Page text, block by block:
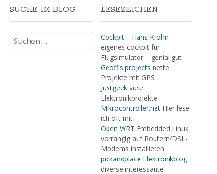
SUCHE IM BLOG
nach:
LESEZEICHEN
Cockpit – Hans Krohn
eigenes cockpit für
Flugsimulator – genial gut
Geoff's projects nette
Projekte mit GPS
Justgeekviele
Elektronikprojekte
Mikrocontroller.netHier lese
ich oft mit
Open WRT Embedded Linux
vorrangig auf Routern/DSL-
Modems installieren
pickandplace Elektronikblog
diverse interessante